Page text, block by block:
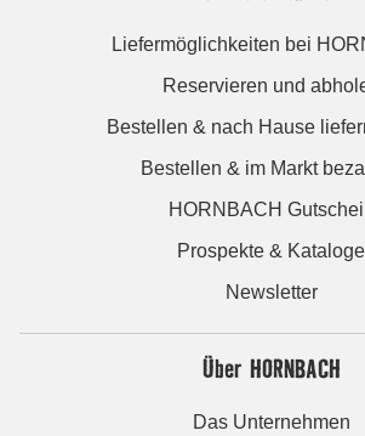
Liefermöglichkeiten bei
Reservieren und
Bestellen & nach Hause
Bestellen & im Markt
HORNBACH
Prospekte & Kataloge
Newsletter
Über HORNBACH
Das Unternehmen